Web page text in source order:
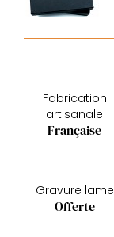
Fabrication
artisanale
Française
Gravure lame
Offerte